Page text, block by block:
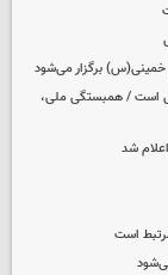
خمینی(س) برگزار می‌شود
است / همبستگی ملی،
شد
است